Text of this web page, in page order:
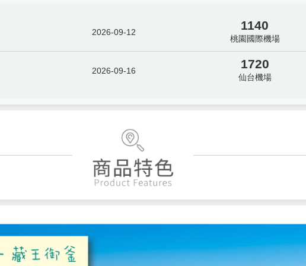
2026-09-12 1140
桃園國際機場
2026-09-16 1720
仙台機場